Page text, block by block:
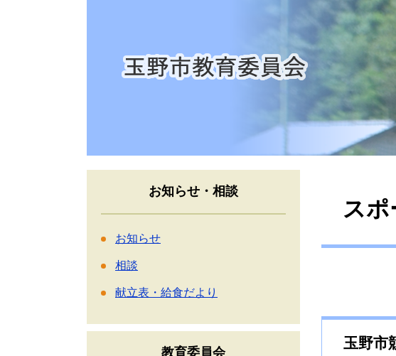
スポ
玉野市
お知らせ・相談
お知らせ
相談
献立表・給食だより
教育委員会